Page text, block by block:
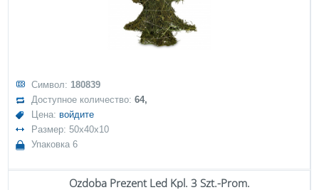
Символ: 180839
Доступное количество:64,
Цена: войдите
Размер: 50x40x10
Упаковка 6
Ozdoba Prezent Led Kpl. 3 Szt.-Prom.